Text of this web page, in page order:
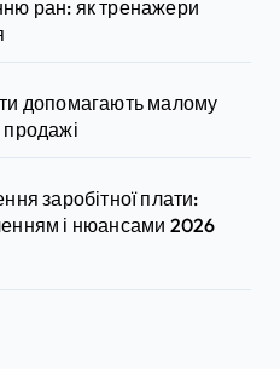
ран: як тренажери
допомагають малому
продажі
заробітної плати:
і нюансами 2026